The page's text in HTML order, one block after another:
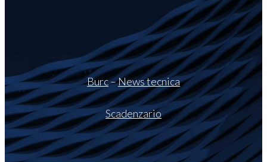
Burc–News tecnica
Scadenzario